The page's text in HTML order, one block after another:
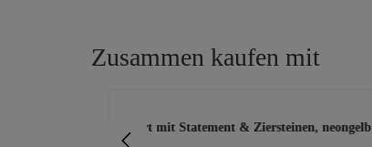
Zusammen kaufen mit
Shirt mit Statement & Ziersteinen, neongelb